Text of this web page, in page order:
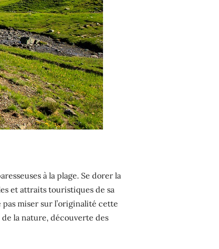
à la plage. Se dorer la
et attraits touristiques de sa
miser sur l’originalité cette
la nature, découverte des